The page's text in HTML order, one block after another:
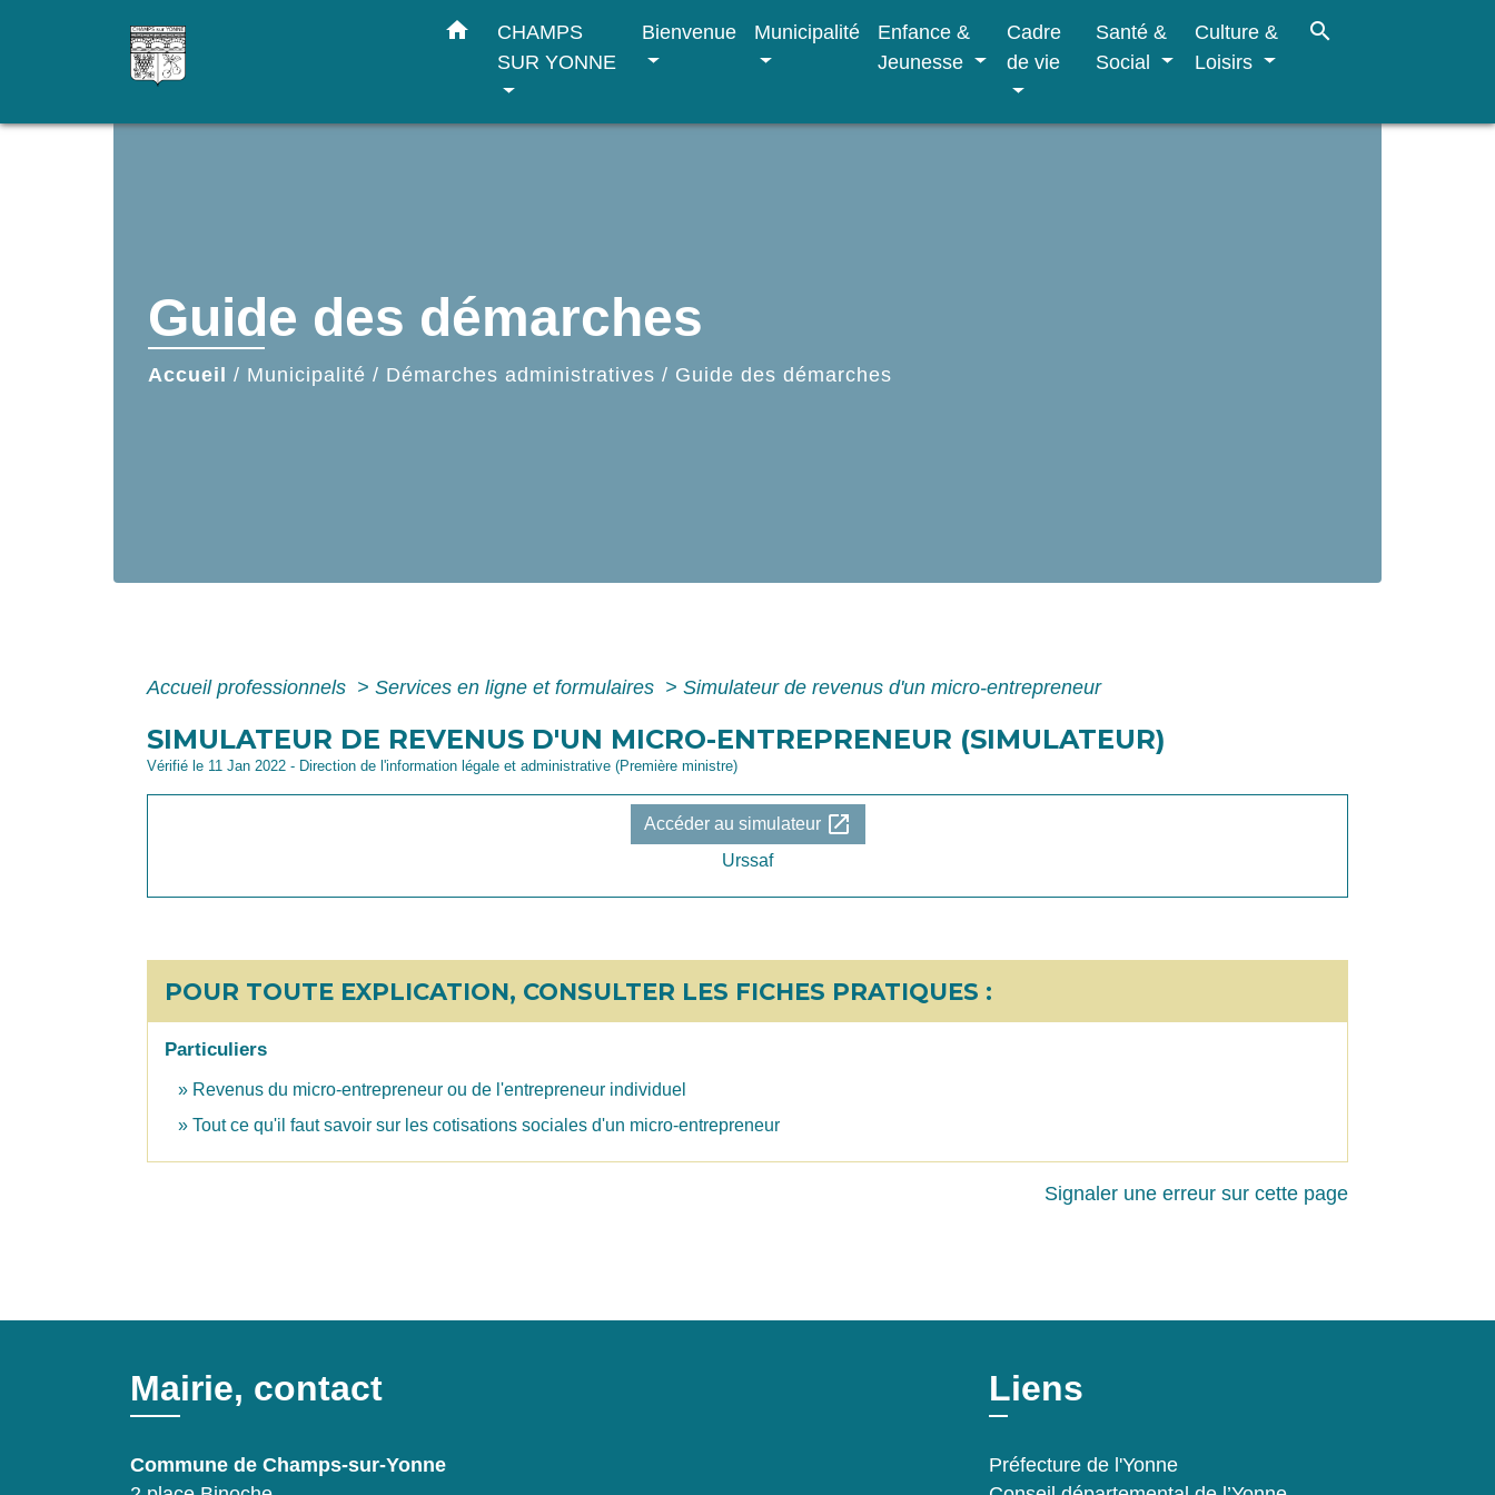
home
CHAMPS
SUR YONNE
Bienvenue Municipalité
Enfance &
Jeunesse
Cadre
de vie
Santé &
Social
Culture &
Loisirs
search
Guide des démarches
Accueil / Municipalité / Démarches administratives / Guide des démarches
Accueil professionnels > Services en ligne et formulaires > Simulateur de revenus d'un micro-entrepreneur
SIMULATEUR DE REVENUS D'UN MICRO-ENTREPRENEUR (SIMULATEUR)
Vérifié le 11 Jan 2022 - Direction de l'information légale et administrative (Première ministre)
Accéder au simulateur open_in_new
Urssaf
POUR TOUTE EXPLICATION, CONSULTER LES FICHES PRATIQUES :
Particuliers
Revenus du micro-entrepreneur ou de l'entrepreneur individuel
Tout ce qu'il faut savoir sur les cotisations sociales d'un micro-entrepreneur
Signaler une erreur sur cette page
Mairie, contact
Commune de Champs-sur-Yonne
Liens
Préfecture de l'Yonne